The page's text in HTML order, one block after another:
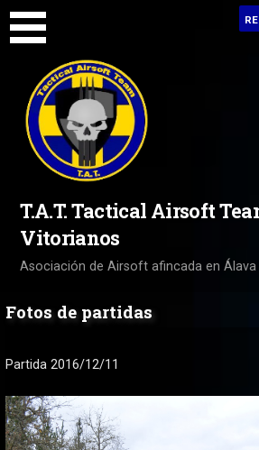
Saltar
T.A.T. Tactical Airsoft
Vitorianos
Asociación de Airsoft afincada en Álava
Fotos de partidas
Partida 2016/12/11